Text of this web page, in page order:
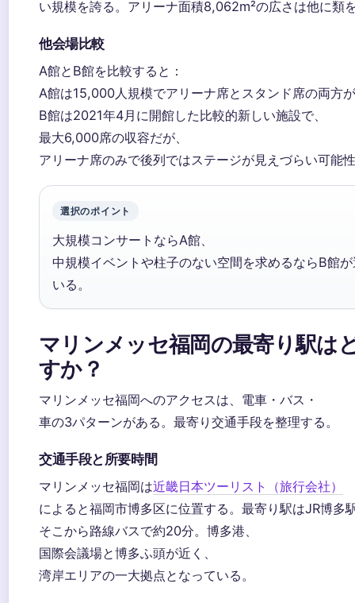
い規模を誇る。アリーナ面積8,062m²の広さは他に類
他会場比較
A館とB館を比較すると：
A館は15,000人規模でアリーナ席とスタンド席の両方
B館は2021年4月に開館した比較的新しい施設で、
最大6,000席の収容だが、
アリーナ席のみで後列ではステージが見えづらい可能
選択のポイント
大規模コンサートならA館、
中規模イベントや柱子のない空間を求めるならB館
いる。
マリンメッセ福岡の最寄り駅は
すか？
マリンメッセ福岡へのアクセスは、電車・バス・
車の3パターンがある。最寄り交通手段を整理する。
交通手段と所要時間
マリンメッセ福岡は近畿日本ツーリスト（旅行会社）
によると福岡市博多区に位置する。最寄り駅はJR博多
そこから路線バスで約20分。博多港、
国際会議場と博多ふ頭が近く、
湾岸エリアの一大拠点となっている。